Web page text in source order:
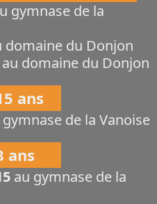
gymnase de la
domaine du Donjon
au domaine du Donjon
ans
gymnase de la Vanoise
ans
au gymnase de la